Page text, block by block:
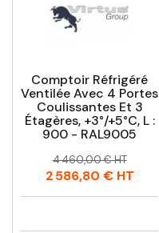
Comptoir Réfrigéré
Ventilée Avec 4 Portes
Coulissantes Et 3
Étagères, +3°/+5°C, L :
900 - RAL9005
Prix
Prix
habituel
4 460,00 € HT
2 586,80 €HT